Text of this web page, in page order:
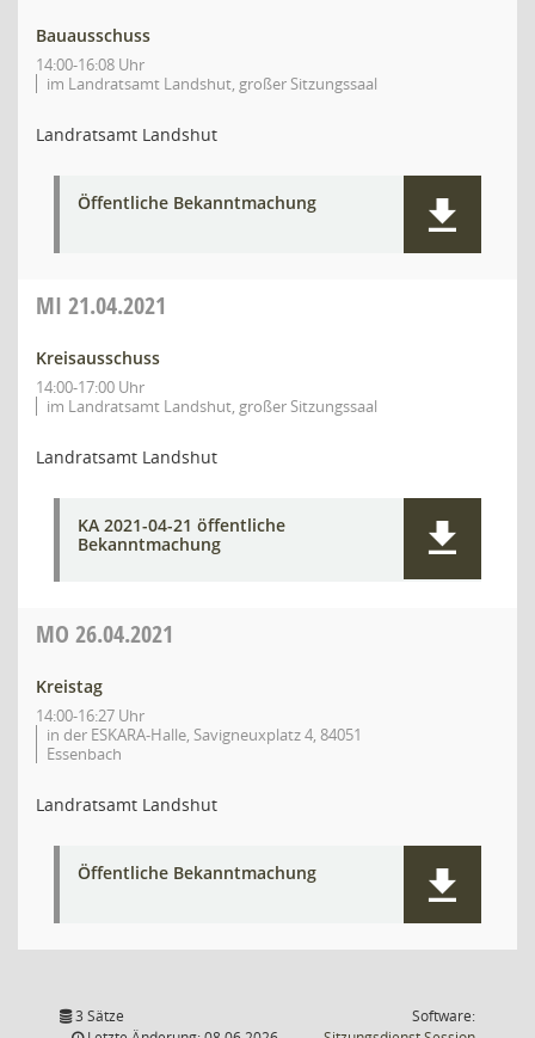
Bauausschuss
14:00-16:08 Uhr
im Landratsamt Landshut, großer Sitzungssaal
Landratsamt Landshut
Öffentliche Bekanntmachung
MI 21.04.2021
Kreisausschuss
14:00-17:00 Uhr
im Landratsamt Landshut, großer Sitzungssaal
Landratsamt Landshut
KA 2021-04-21 öffentliche
Bekanntmachung
MO 26.04.2021
Kreistag
14:00-16:27 Uhr
in der ESKARA-Halle, Savigneuxplatz 4, 84051
Essenbach
Landratsamt Landshut
Öffentliche Bekanntmachung
3 Sätze
Software: